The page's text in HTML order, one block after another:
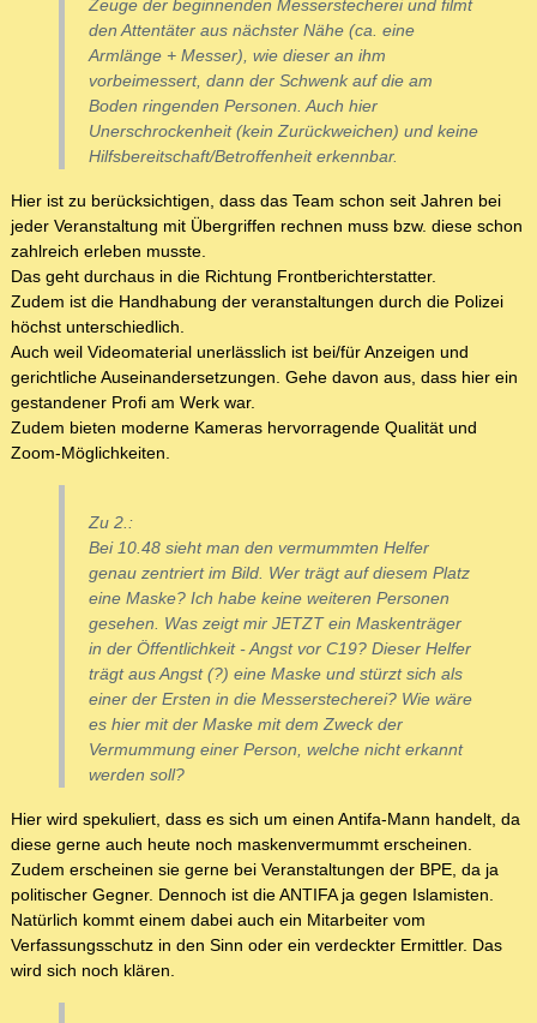
Zeuge der beginnenden Messerstecherei und filmt
den Attentäter aus nächster Nähe (ca. eine
Armlänge + Messer), wie dieser an ihm
vorbeimessert, dann der Schwenk auf die am
Boden ringenden Personen. Auch hier
Unerschrockenheit (kein Zurückweichen) und keine
Hilfsbereitschaft/Betroffenheit erkennbar.
Hier ist zu berücksichtigen, dass das Team schon seit Jahren bei
jeder Veranstaltung mit Übergriffen rechnen muss bzw. diese schon
zahlreich erleben musste.
Das geht durchaus in die Richtung Frontberichterstatter.
Zudem ist die Handhabung der veranstaltungen durch die Polizei
höchst unterschiedlich.
Auch weil Videomaterial unerlässlich ist bei/für Anzeigen und
gerichtliche Auseinandersetzungen. Gehe davon aus, dass hier ein
gestandener Profi am Werk war.
Zudem bieten moderne Kameras hervorragende Qualität und
Zoom-Möglichkeiten.
Zu 2.:
Bei 10.48 sieht man den vermummten Helfer
genau zentriert im Bild. Wer trägt auf diesem Platz
eine Maske? Ich habe keine weiteren Personen
gesehen. Was zeigt mir JETZT ein Maskenträger
in der Öffentlichkeit - Angst vor C19? Dieser Helfer
trägt aus Angst (?) eine Maske und stürzt sich als
einer der Ersten in die Messerstecherei? Wie wäre
es hier mit der Maske mit dem Zweck der
Vermummung einer Person, welche nicht erkannt
werden soll?
Hier wird spekuliert, dass es sich um einen Antifa-Mann handelt, da
diese gerne auch heute noch maskenvermummt erscheinen.
Zudem erscheinen sie gerne bei Veranstaltungen der BPE, da ja
politischer Gegner. Dennoch ist die ANTIFA ja gegen Islamisten.
Natürlich kommt einem dabei auch ein Mitarbeiter vom
Verfassungsschutz in den Sinn oder ein verdeckter Ermittler. Das
wird sich noch klären.